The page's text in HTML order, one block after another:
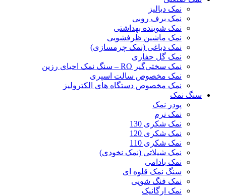
نمک دیالیز
نمک برف روبی
نمک شوینده بهداشتی
نمک ماشین ظرفشویی
نمک دباغی (نمک چرمسازی)
نمک گل حفاری
نمک سختی‌گیر RO – سنگ نمک احیای رزین
نمک مخصوص سالت اسپری
نمک مخصوص دستگاه های الکترولیز
سنگ نمک
پودر نمک
نمک نرم
نمک شکری 130
نمک شکری 120
نمک شکری 110
نمک شیلاتی (نمک نخودی)
نمک بادامی
سنگ نمک قلوه ای
نمک فنگ شویی
نمک ارگانیک